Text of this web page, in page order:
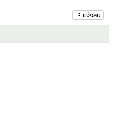
แจ้งลบ